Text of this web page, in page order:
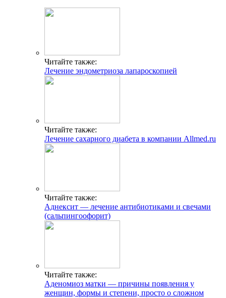
Читайте также:
Лечение эндометриоза лапароскопией
Читайте также:
Лечение сахарного диабета в компании Allmed.ru
Читайте также:
Аднексит — лечение антибиотиками и свечами
(сальпингоофорит)
Читайте также:
Аденомиоз матки — причины появления у
женщин, формы и степени, просто о сложном